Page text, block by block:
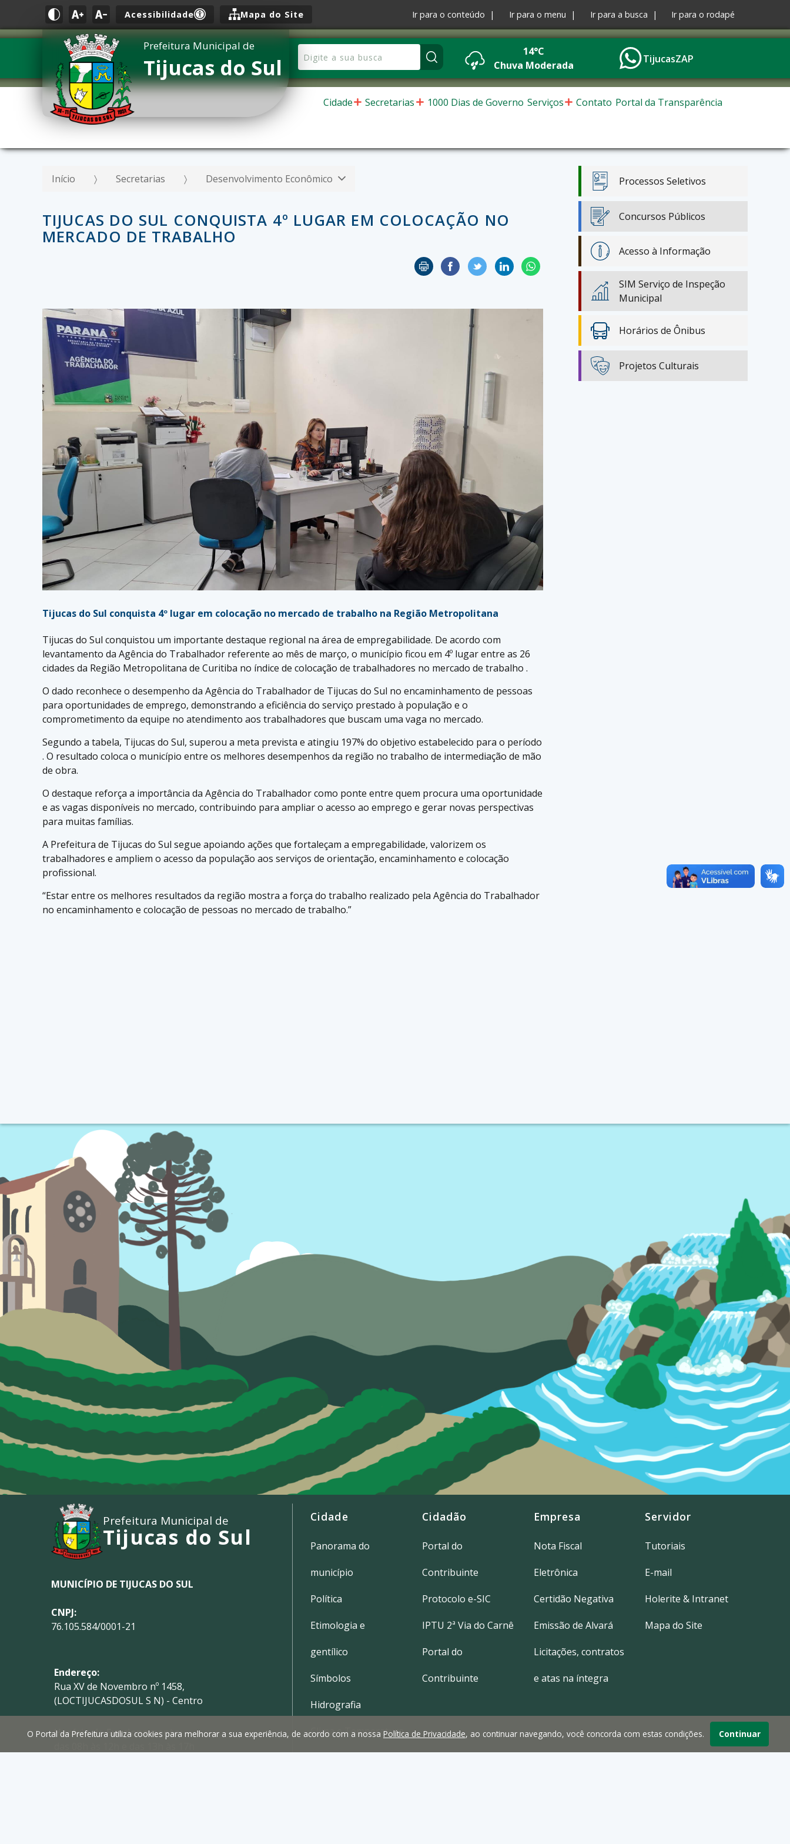
Acessibilidade Mapa do Site Ir para o conteúdo | Ir para o menu | Ir para a busca | Ir para o rodapé
Prefeitura Municipal de
Tijucas do Sul
14°C
Chuva Moderada
TijucasZAP
Cidade Secretarias 1000 Dias de Governo Serviços Contato Portal da Transparência
Início Secretarias Desenvolvimento Econômico
TIJUCAS DO SUL CONQUISTA 4º LUGAR EM COLOCAÇÃO NO
MERCADO DE TRABALHO
Tijucas do Sul conquista 4º lugar em colocação no mercado de trabalho na Região Metropolitana
Tijucas do Sul conquistou um importante destaque regional na área de empregabilidade. De acordo com
levantamento da Agência do Trabalhador referente ao mês de março, o município ficou em 4º lugar entre as 26
cidades da Região Metropolitana de Curitiba no índice de colocação de trabalhadores no mercado de trabalho .
O dado reconhece o desempenho da Agência do Trabalhador de Tijucas do Sul no encaminhamento de pessoas
para oportunidades de emprego, demonstrando a eficiência do serviço prestado à população e o
comprometimento da equipe no atendimento aos trabalhadores que buscam uma vaga no mercado.
Segundo a tabela, Tijucas do Sul, superou a meta prevista e atingiu 197% do objetivo estabelecido para o período
. O resultado coloca o município entre os melhores desempenhos da região no trabalho de intermediação de mão
de obra.
O destaque reforça a importância da Agência do Trabalhador como ponte entre quem procura uma oportunidade
e as vagas disponíveis no mercado, contribuindo para ampliar o acesso ao emprego e gerar novas perspectivas
para muitas famílias.
A Prefeitura de Tijucas do Sul segue apoiando ações que fortaleçam a empregabilidade, valorizem os
trabalhadores e ampliem o acesso da população aos serviços de orientação, encaminhamento e colocação
profissional.
“Estar entre os melhores resultados da região mostra a força do trabalho realizado pela Agência do Trabalhador
no encaminhamento e colocação de pessoas no mercado de trabalho.”
Processos Seletivos
Concursos Públicos
Acesso à Informação
SIM Serviço de Inspeção
Municipal
Horários de Ônibus
Projetos Culturais
Prefeitura Municipal de
Tijucas do Sul
MUNICÍPIO DE TIJUCAS DO SUL
CNPJ:
76.105.584/0001-21
Endereço:
Rua XV de Novembro nº 1458,
(LOCTIJUCASDOSUL S N) - Centro
Horário de Funcionamento:
Cidade
Panorama do
município
Política
Etimologia e
gentílico
Símbolos
Hidrografia
Clima e Temperatura
Cidadão
Portal do
Contribuinte
Protocolo e-SIC
IPTU 2ª Via do Carnê
Portal do
Contribuinte
Empresa
Nota Fiscal
Eletrônica
Certidão Negativa
Emissão de Alvará
Licitações, contratos
e atas na íntegra
Servidor
Tutoriais
E-mail
Holerite & Intranet
Mapa do Site
O Portal da Prefeitura utiliza cookies para melhorar a sua experiência, de acordo com a nossa Política de Privacidade, ao continuar navegando, você concorda com estas condições. Continuar